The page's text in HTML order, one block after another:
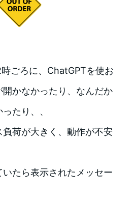
ごろに、ChatGPTを使お
開かなかったり、なんだか
たり、、
荷が大きく、動作が不安
たら表示されたメッセー